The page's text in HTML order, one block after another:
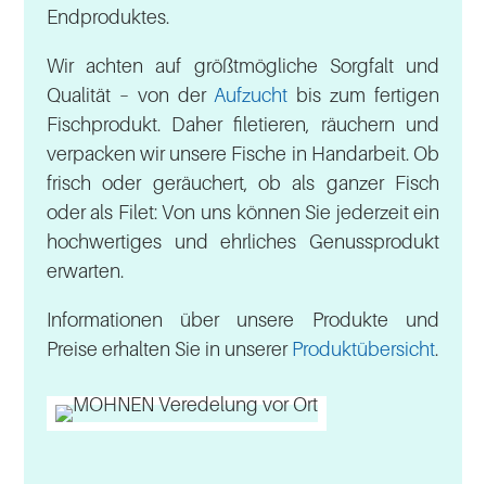
Endproduktes.
Wir achten auf größtmögliche Sorgfalt und
Qualität – von der Aufzucht bis zum fertigen
Fischprodukt. Daher filetieren, räuchern und
verpacken wir unsere Fische in Handarbeit. Ob
frisch oder geräuchert, ob als ganzer Fisch
oder als Filet: Von uns können Sie jederzeit ein
hochwertiges und ehrliches Genussprodukt
erwarten.
Informationen über unsere Produkte und
Preise erhalten Sie in unsererProduktübersicht.